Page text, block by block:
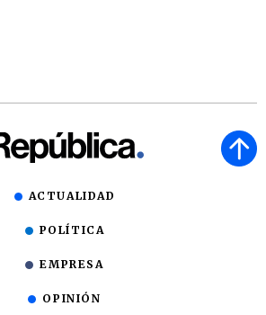
ACTUALIDAD
POLÍTICA
EMPRESA
OPINIÓN